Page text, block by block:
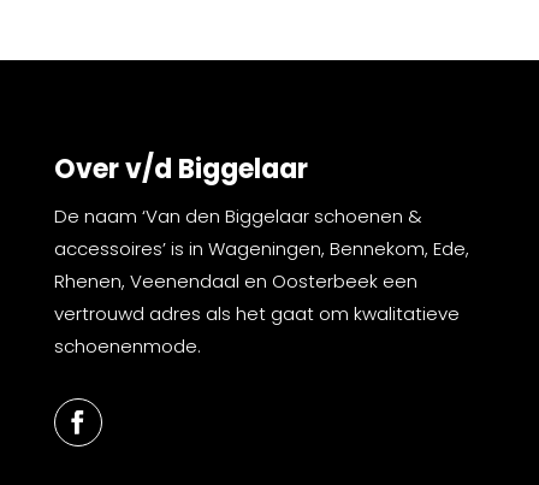
Over v/d Biggelaar
De naam ‘Van den Biggelaar schoenen &
accessoires’ is in Wageningen, Bennekom, Ede,
Rhenen, Veenendaal en Oosterbeek een
vertrouwd adres als het gaat om kwalitatieve
schoenenmode.